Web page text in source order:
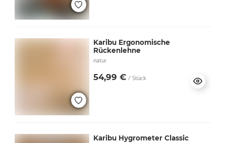
Karibu Ergonomische
Rückenlehne
natur
54,99 € / Stück
Karibu Hygrometer Classic